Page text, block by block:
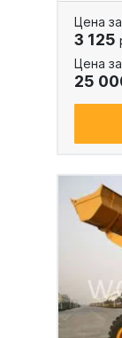
Цена
3 125
Цена
25